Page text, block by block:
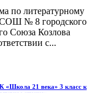
по литературному
№ 8 городского
Союза Козлова
с...
«Школа 21 века» 3 класс к